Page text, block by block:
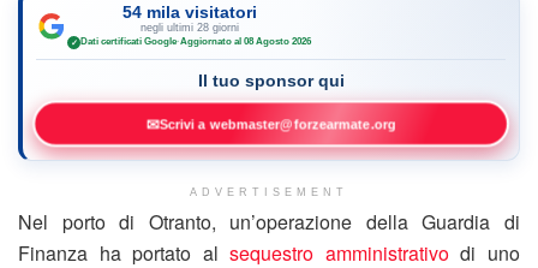
54 mila visitatori
negli ultimi 28 giorni
✓ Dati certificati Google·Aggiornato al 08 Agosto 2026
Il tuo sponsor qui
✉Scrivi a webmaster@forzearmate.org
ADVERTISEMENT
Nel porto di Otranto, un’operazione della Guardia di
Finanza ha portato alsequestro amministrativodi uno